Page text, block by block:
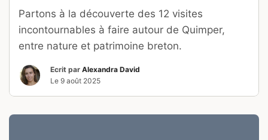
Partons à la découverte des 12 visites
incontournables à faire autour de Quimper,
entre nature et patrimoine breton.
Ecrit par Alexandra David
Le 9 août 2025